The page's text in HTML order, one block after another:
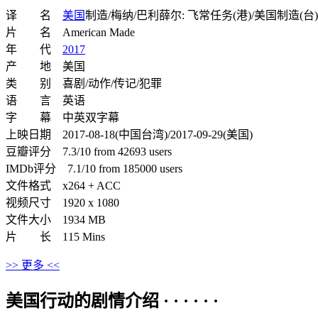
译 名 美国制造/梅纳/巴利薛尔: 飞常任务(港)/美国制造(台
片 名 American Made
年 代 2017
产 地 美国
类 别 喜剧/动作/传记/犯罪
语 言 英语
字 幕 中英双字幕
上映日期 2017-08-18(中国台湾)/2017-09-29(美国)
豆瓣评分 7.3/10 from 42693 users
IMDb评分 7.1/10 from 185000 users
文件格式 x264 + ACC
视频尺寸 1920 x 1080
文件大小 1934 MB
片 长 115 Mins
>> 更多 <<
美国行动的剧情介绍 · · · · · ·